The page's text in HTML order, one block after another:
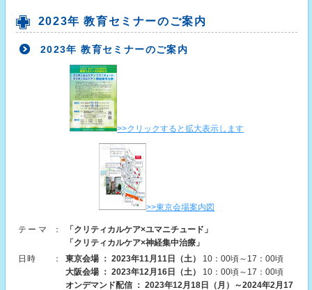
2023年 教育セミナーのご案内
2023年 教育セミナーのご案内
>>クリックすると拡大表示します
>>東京会場案内図
テーマ ：
「クリティカルケア×ユマニチュード」
「クリティカルケア×神経集中治療」
日時
： 東京会場 ： 2023年11月11日（土）
10：00頃～17：00頃
大阪会場 ： 2023年12月16日（土）
10：00頃～17：00頃
オンデマンド配信 ： 2023年12月18日（月）～2024年2月17